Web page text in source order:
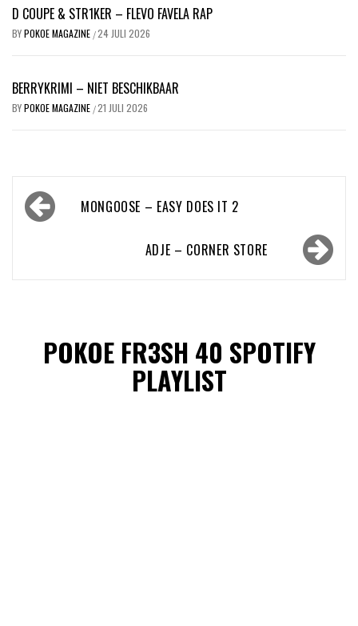
D COUPE & STR1KER – FLEVO FAVELA RAP
BYPOKOE MAGAZINE /24 JULI 2026
BERRYKRIMI – NIET BESCHIKBAAR
BYPOKOE MAGAZINE /21 JULI 2026
Bericht
navigatieMONGOOSE – EASY DOES IT 2
ADJE – CORNER STORE
POKOE FR3SH 40 SPOTIFY
PLAYLIST